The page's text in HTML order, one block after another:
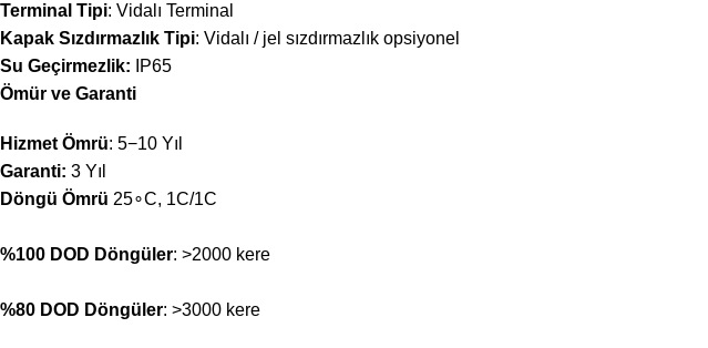
Terminal Tipi: Vidalı Terminal
Kapak Sızdırmazlık Tipi: Vidalı / jel sızdırmazlık opsiyonel
Su Geçirmezlik: IP65
Ömür ve Garanti
Hizmet Ömrü: 5−10 Yıl
Garanti: 3 Yıl
Döngü Ömrü 25∘C, 1C/1C
%100 DOD Döngüler: >2000 kere
%80 DOD Döngüler: >3000 kere